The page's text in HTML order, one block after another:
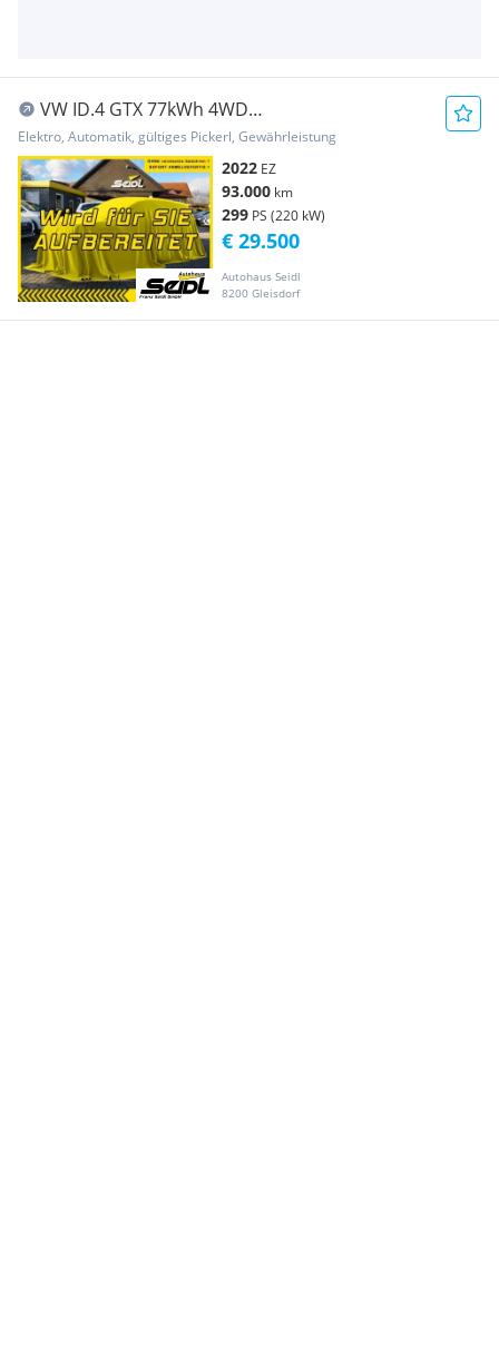
VW ID.4 GTX 77kWh 4WD
*MATRIX+AHV+NAVI*
Elektro, Automatik, gültiges Pickerl, Gewährleistung
2022 EZ
93.000 km
299 PS (220 kW)
Autohaus Seidl
8200 Gleisdorf
€ 29.500